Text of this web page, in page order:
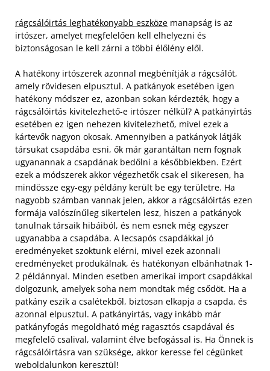
rágcsálóirtás leghatékonyabb eszköze manapság is az
irtószer, amelyet megfelelően kell elhelyezni és
biztonságosan le kell zárni a többi élőlény elől.
A hatékony irtószerek azonnal megbénítják a rágcsálót,
amely rövidesen elpusztul. A patkányok esetében igen
hatékony módszer ez, azonban sokan kérdezték, hogy a
rágcsálóirtás kivitelezhető-e irtószer nélkül? A patkányirtás
esetében ez igen nehezen kivitelezhető, mivel ezek a
kártevők nagyon okosak. Amennyiben a patkányok látják
társukat csapdába esni, ők már garantáltan nem fognak
ugyanannak a csapdának bedőlni a későbbiekben. Ezért
ezek a módszerek akkor végezhetők csak el sikeresen, ha
mindössze egy-egy példány került be egy területre. Ha
nagyobb számban vannak jelen, akkor a rágcsálóirtás ezen
formája valószínűleg sikertelen lesz, hiszen a patkányok
tanulnak társaik hibáiból, és nem esnek még egyszer
ugyanabba a csapdába. A lecsapós csapdákkal jó
eredményeket szoktunk elérni, mivel ezek azonnali
eredményeket produkálnak, és hatékonyan elbánhatnak 1-
2 példánnyal. Minden esetben amerikai import csapdákkal
dolgozunk, amelyek soha nem mondtak még csődöt. Ha a
patkány eszik a csalétekből, biztosan elkapja a csapda, és
azonnal elpusztul. A patkányirtás, vagy inkább már
patkányfogás megoldható még ragasztós csapdával és
megfelelő csalival, valamint élve befogással is. Ha Önnek is
rágcsálóirtásra van szüksége, akkor keresse fel cégünket
weboldalunkon keresztül!